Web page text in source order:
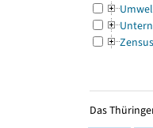
Zensus
Das